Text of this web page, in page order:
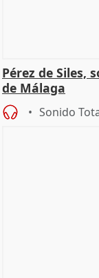
Pérez de Siles,
de Málaga
Sonido